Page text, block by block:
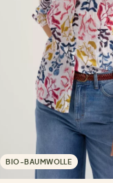
BIO-BAUMWOLLE